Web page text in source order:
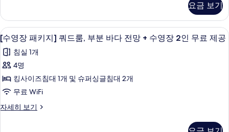
사
진
모
두
보
기
보
기
+
수
영
장
2
인
무
료
망
+
수
영
장
2
인
료
제
공
룸,
바
다
전
망
+
수
영
키
지]
쿼
드
룸,
바
전
망
수
요금 보기
[수
영
장
패
키
쿼
미니바, 암막 커튼, 방음 설비, 무료 WiFi
7
[수영장 패키지] 쿼드룸, 부분 바다 전망 + 수영장 2인 무료 제공
침실 1개
4명
킹사이즈침대 1개 및 슈퍼싱글침대 2개
무료 WiFi
자세히 보기
[수